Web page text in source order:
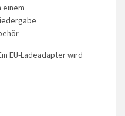
einem
EU-Ladeadapter wird